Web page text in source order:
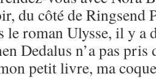
du côté de Ringsend
le roman Ulysse, il y a
Dedalus n’a pas
petit livre, ma